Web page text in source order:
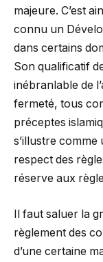
majeure. C’est
connu un
dans certains
Son qualificatif
inébranlable de
fermeté, tous
préceptes
s’illustre comme
respect des
réserve aux
Il faut saluer la
règlement des
d’une certaine